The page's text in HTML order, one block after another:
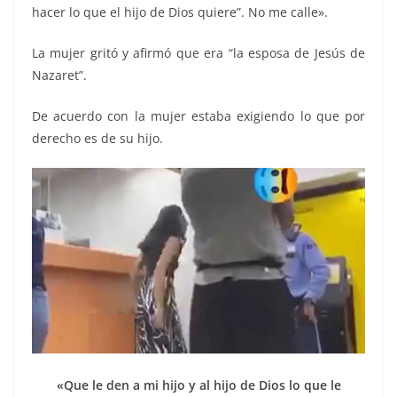
hacer lo que el hijo de Dios quiere”. No me calle».
La mujer gritó y afirmó que era “la esposa de Jesús de
Nazaret”.
De acuerdo con la mujer estaba exigiendo lo que por
derecho es de su hijo.
«Que le den a mi hijo y al hijo de Dios lo que le